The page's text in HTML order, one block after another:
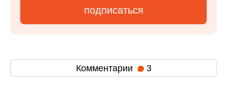
подписаться
Комментарии 3